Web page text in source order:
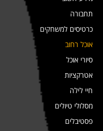
תחבורה
כרטיסים למשחקים
אוכל רחוב
סיורי אוכל
אטרקציות
חיי לילה
מסלולי טיולים
פסטיבלים